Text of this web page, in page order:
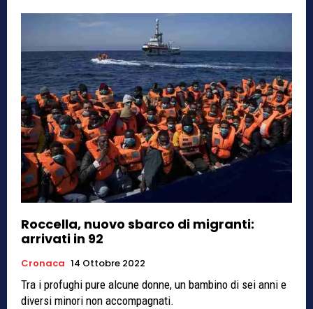
Roccella, nuovo sbarco di migranti:
arrivati in 92
Cronaca 14 Ottobre 2022
Tra i profughi pure alcune donne, un bambino di sei anni e
diversi minori non accompagnati.